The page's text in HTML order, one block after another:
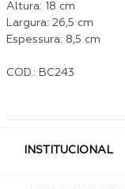
Altura: 18 cm
Largura: 26,5 cm
Espessura: 8,5 cm
COD.: BC243
INSTITUCIONAL